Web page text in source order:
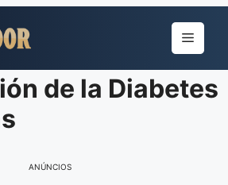
Menu
de la Diabetes
ANÚNCIOS